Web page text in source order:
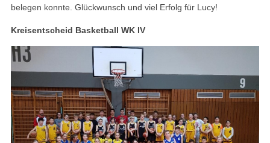
belegen konnte. Glückwunsch und viel Erfolg für Lucy!
Kreisentscheid Basketball WK IV